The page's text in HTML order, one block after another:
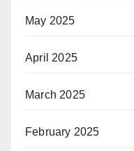
May 2025
April 2025
March 2025
February 2025